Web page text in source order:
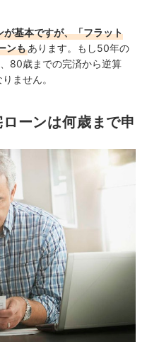
基本ですが、「フラット
ンもあります。もし50年の
80歳までの完済から逆算
ません。
ーンは何歳まで申